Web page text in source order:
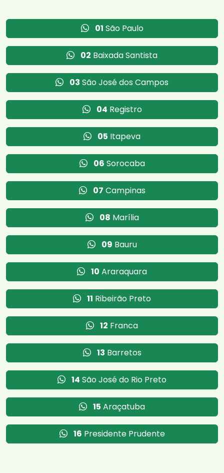
01 São Paulo
02 Baixada Santista
03 São José dos Campos
04 Registro
05 Itapeva
06 Sorocaba
07 Campinas
08 Marília
09 Bauru
10 Araraquara
11 Ribeirão Preto
12 Franca
13 Barretos
14 São José do Rio Preto
15 Araçatuba
16 Presidente Prudente